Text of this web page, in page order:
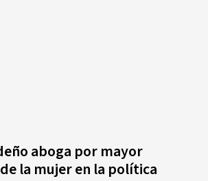
aboga por mayor
la mujer en la política